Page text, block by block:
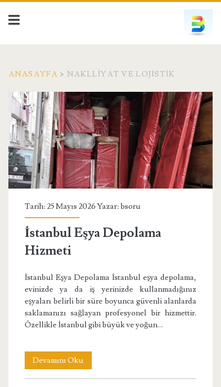
ANASAYFA > NAKLLIYAT VE LOJISTIK
Kategori:
<span>Naklliyat
ve
Lojistik</span>
Tarih: 25 Mayıs 2026 Yazar: bsoru
İstanbul Eşya Depolama
Hizmeti
İstanbul Eşya Depolama İstanbul eşya depolama,
evinizde ya da iş yerinizde kullanmadığınız
eşyaları belirli bir süre boyunca güvenli alanlarda
saklamanızı sağlayan profesyonel bir hizmettir.
Özellikle İstanbul gibi büyük ve yoğun…
Devamını Okuİstanbul
Eşya